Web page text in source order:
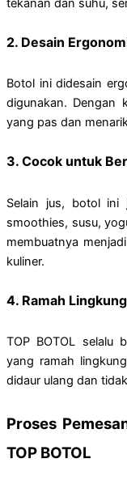
tekanan dan suhu,
2. Desain
Botol ini didesain
digunakan. Dengan
yang pas dan
3. Cocok untuk
Selain jus, botol ini
smoothies, susu,
membuatnya
kuliner.
4. Ramah
TOP BOTOL selalu
yang ramah
didaur ulang dan
Proses
TOP BOTOL